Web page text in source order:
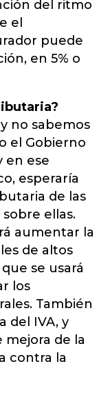
del ritmo
el
puede
en 5% o
no sabemos
el Gobierno
en ese
esperaría
de las
ellas.
aumentar la
de altos
se usará
los
También
del IVA, y
mejora de la
contra la